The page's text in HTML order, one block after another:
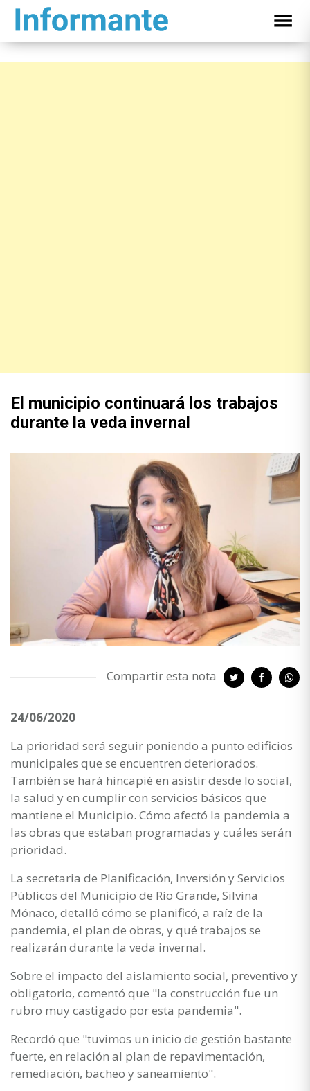
El municipio continuará los trabajos
durante la veda invernal
Compartir esta nota
24/06/2020
La prioridad será seguir poniendo a punto edificios
municipales que se encuentren deteriorados.
También se hará hincapié en asistir desde lo social,
la salud y en cumplir con servicios básicos que
mantiene el Municipio. Cómo afectó la pandemia a
las obras que estaban programadas y cuáles serán
prioridad.
La secretaria de Planificación, Inversión y Servicios
Públicos del Municipio de Río Grande, Silvina
Mónaco, detalló cómo se planificó, a raíz de la
pandemia, el plan de obras, y qué trabajos se
realizarán durante la veda invernal.
Sobre el impacto del aislamiento social, preventivo y
obligatorio, comentó que "la construcción fue un
rubro muy castigado por esta pandemia".
Recordó que "tuvimos un inicio de gestión bastante
fuerte, en relación al plan de repavimentación,
remediación, bacheo y saneamiento".